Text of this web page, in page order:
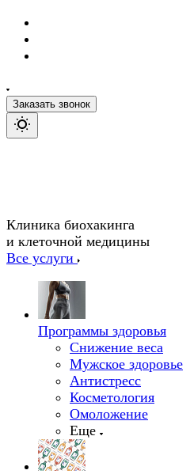
Заказать звонок
Клиника биохакинга
и клеточной медицины
Все услуги
Программы здоровья
Снижение веса
Мужское здоровье
Антистресс
Косметология
Омоложение
Еще